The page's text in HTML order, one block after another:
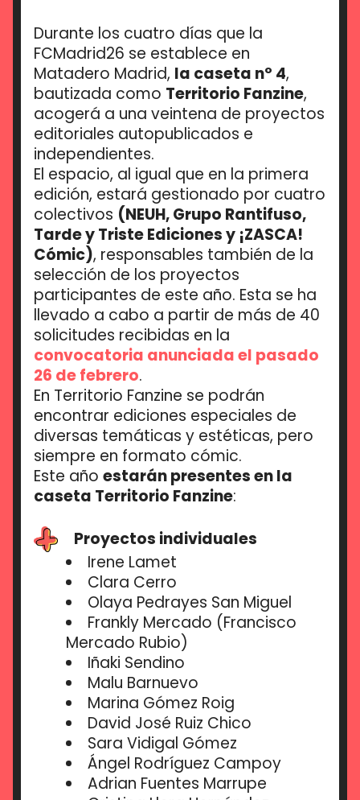
Durante los cuatro días que la
FCMadrid26 se establece en
Matadero Madrid, la caseta nº 4,
bautizada como Territorio Fanzine,
acogerá a una veintena de proyectos
editoriales autopublicados e
independientes.
El espacio, al igual que en la primera
edición, estará gestionado por cuatro
colectivos (NEUH, Grupo Rantifuso,
Tarde y Triste Ediciones y ¡ZASCA!
Cómic), responsables también de la
selección de los proyectos
participantes de este año. Esta se ha
llevado a cabo a partir de más de 40
solicitudes recibidas en la
convocatoria anunciada el pasado
26 de febrero.
En Territorio Fanzine se podrán
encontrar ediciones especiales de
diversas temáticas y estéticas, pero
siempre en formato cómic.
Este año estarán presentes en la
caseta Territorio Fanzine:
Proyectos individuales
Irene Lamet
Clara Cerro
Olaya Pedrayes San Miguel
Frankly Mercado (Francisco
Mercado Rubio)
Iñaki Sendino
Malu Barnuevo
Marina Gómez Roig
David José Ruiz Chico
Sara Vidigal Gómez
Ángel Rodríguez Campoy
Adrian Fuentes Marrupe